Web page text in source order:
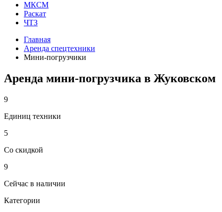
МКСМ
Раскат
ЧТЗ
Главная
Аренда спецтехники
Мини-погрузчики
Аренда мини-погрузчика в Жуковском
9
Единиц техники
5
Со скидкой
9
Сейчас в наличии
Категории